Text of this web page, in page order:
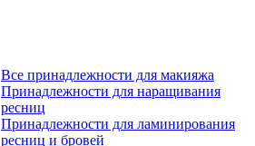
Все принадлежности для макияжа
Принадлежности для наращивания
ресниц
Принадлежности для ламинирования
ресниц и бровей